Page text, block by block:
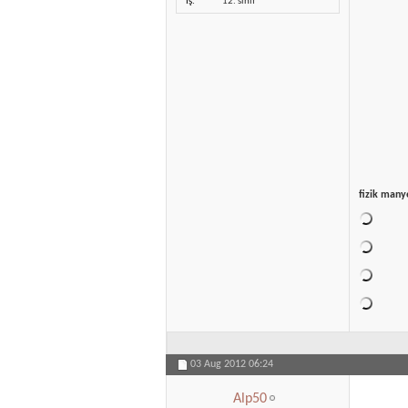
fizik
03 Aug 2012 06:24
Alp50